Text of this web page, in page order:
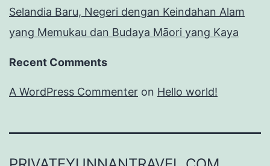
Selandia Baru, Negeri dengan Keindahan Alam
yang Memukau dan Budaya Māori yang Kaya
Recent Comments
A WordPress Commenter on Hello world!